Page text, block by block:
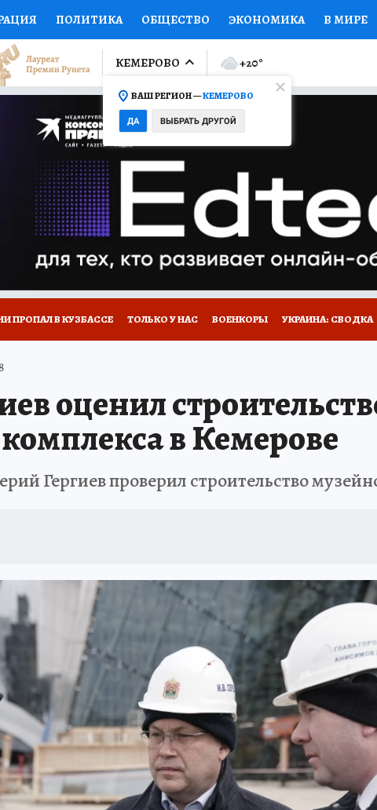
ПОЛИТИКА ОБЩЕСТВО ЭКОНОМИКА В МИРЕ
СПОРТ КОЛУМНИСТЫ ПРОИСШЕСТВИЯ
ФИНАНСЫ ОТКРЫВАЕМ МИР Я ЗНАЮ СЕМЬЯ
НА СПОРТ ПРОМОКОДЫ СЕРИАЛЫ
ТЕЛЕВИЗОР КОНКУРСЫ РАБОТА У НАС ГИД
НА САЙТЕ
КЕМЕРОВО
ВАШ РЕГИОН —КЕМЕРОВО
ДА ВЫБРАТЬ ДРУГОЙ
+20°
ПРОПАЛ В КУЗБАССЕ ТОЛЬКО У НАС ВОЕНКОРЫ УКРАИНА: СВОДКА
оценил
в Кемерове
Гергиев проверил строительство